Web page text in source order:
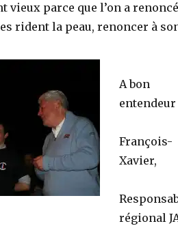
vieux parce que l’on a
rident la peau, renoncer à
A bon
François-
Xavier,
régional